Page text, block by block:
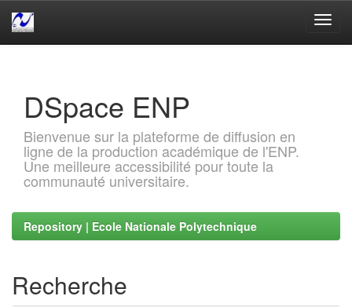
DSpace ENP
Bienvenue sur la plateforme de diffusion en
ligne de la production académique de l'ENP.
Une meilleure accessibilité pour toute la
communauté universitaire.
Repository | Ecole Nationale Polytechnique
Recherche